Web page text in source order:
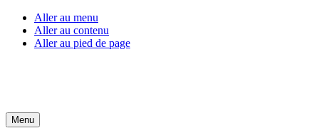
Aller au menu
Aller au contenu
Aller au pied de page
Menu